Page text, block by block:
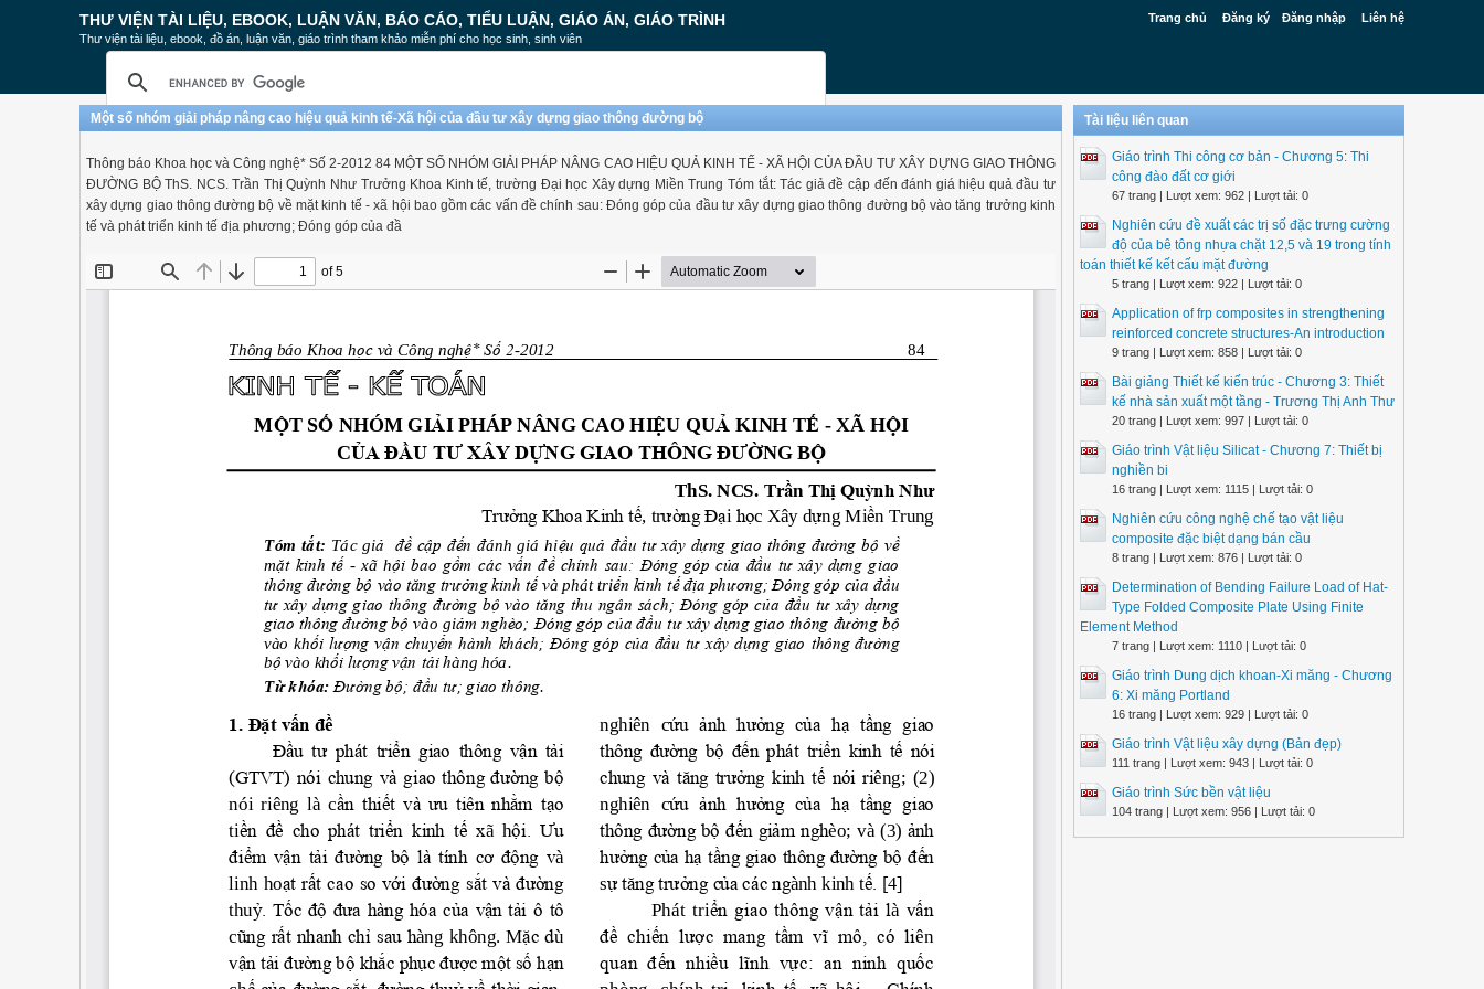
Trang chủ Đăng ký Đăng nhập Liên hệ
THƯ VIỆN TÀI LIỆU, EBOOK, LUẬN VĂN, BÁO CÁO, TIỂU LUẬN, GIÁO ÁN, GIÁO TRÌNH
Thư viện tài liệu, ebook, đồ án, luận văn, giáo trình tham khảo miễn phí cho học sinh, sinh viên
Một số nhóm giải pháp nâng cao hiệu quả kinh tế-Xã hội của đầu tư xây dựng giao thông đường bộ
Thông báo Khoa học và Công nghệ* Số 2-2012 84 MỘT SỐ NHÓM GIẢI PHÁP NÂNG CAO HIỆU QUẢ KINH TẾ - XÃ HỘI CỦA ĐẦU TƯ XÂY DỰNG GIAO THÔNG
ĐƯỜNG BỘ ThS. NCS. Trần Thị Quỳnh Như Trưởng Khoa Kinh tế, trường Đại học Xây dựng Miền Trung Tóm tắt: Tác giả đề cập đến đánh giá hiệu quả đầu tư
xây dựng giao thông đường bộ về mặt kinh tế - xã hội bao gồm các vấn đề chính sau: Đóng góp của đầu tư xây dựng giao thông đường bộ vào tăng trưởng kinh
tế và phát triển kinh tế địa phương; Đóng góp của đầ
Tài liệu liên quan
Giáo trình Thi công cơ bản - Chương 5: Thi
công đào đất cơ giới
67 trang | Lượt xem: 962 | Lượt tải: 0
Nghiên cứu đề xuất các trị số đặc trưng cường
độ của bê tông nhựa chặt 12,5 và 19 trong tính
toán thiết kế kết cấu mặt đường
5 trang | Lượt xem: 922 | Lượt tải: 0
Application of frp composites in strengthening
reinforced concrete structures-An introduction
9 trang | Lượt xem: 858 | Lượt tải: 0
Bài giảng Thiết kế kiến trúc - Chương 3: Thiết
kế nhà sản xuất một tầng - Trương Thị Anh Thư
20 trang | Lượt xem: 997 | Lượt tải: 0
Giáo trình Vật liệu Silicat - Chương 7: Thiết bị
nghiền bi
16 trang | Lượt xem: 1115 | Lượt tải: 0
Nghiên cứu công nghệ chế tạo vật liệu
composite đặc biệt dạng bán cầu
8 trang | Lượt xem: 876 | Lượt tải: 0
Determination of Bending Failure Load of Hat-
Type Folded Composite Plate Using Finite
Element Method
7 trang | Lượt xem: 1110 | Lượt tải: 0
Giáo trình Dung dịch khoan-Xi măng - Chương
6: Xi măng Portland
16 trang | Lượt xem: 929 | Lượt tải: 0
Giáo trình Vật liệu xây dựng (Bản đẹp)
111 trang | Lượt xem: 943 | Lượt tải: 0
Giáo trình Sức bền vật liệu
104 trang | Lượt xem: 956 | Lượt tải: 0